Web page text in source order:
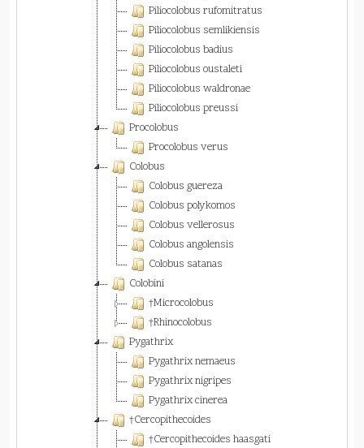
Piliocolobus rufomitratus
Piliocolobus semlikiensis
Piliocolobus badius
Piliocolobus oustaleti
Piliocolobus waldronae
Piliocolobus preussi
Procolobus
Procolobus verus
Colobus
Colobus guereza
Colobus polykomos
Colobus vellerosus
Colobus angolensis
Colobus satanas
Colobini
†Microcolobus
†Rhinocolobus
Pygathrix
Pygathrix nemaeus
Pygathrix nigripes
Pygathrix cinerea
†Cercopithecoides
†Cercopithecoides haasgati